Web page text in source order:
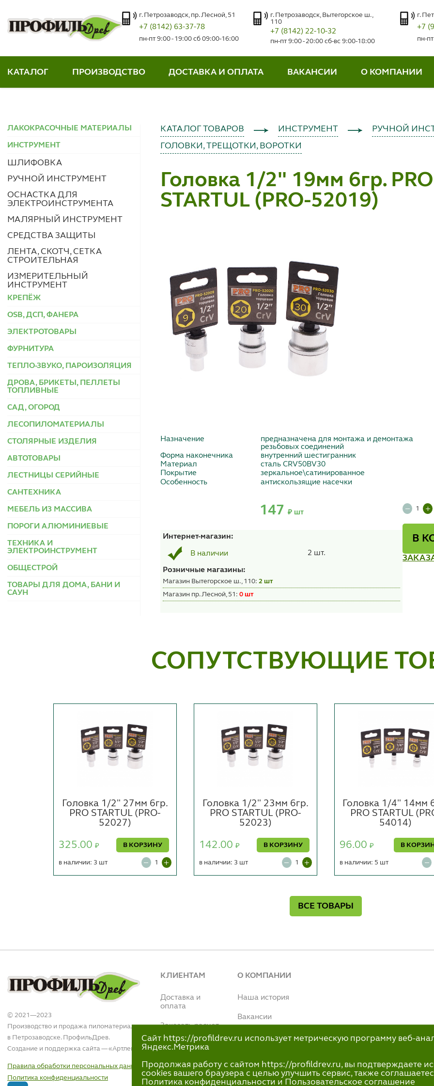
г. Петрозаводск, пр. Лесной, 51
+7 (8142) 63-37-78
пн-пт 9:00 - 19:00 сб 09:00-16:00
г. Петрозаводск, Вытегорское ш.,
110
+7 (8142) 22-10-32
пн-пт 9:00 - 20:00 сб-вс 9:00-18:00
г.
+7
пн-
КАТАЛОГ ПРОИЗВОДСТВО ДОСТАВКА И ОПЛАТА ВАКАНСИИ О КОМПАНИИ
ЛАКОКРАСОЧНЫЕ МАТЕРИАЛЫ
ИНСТРУМЕНТ
ШЛИФОВКА
РУЧНОЙ ИНСТРУМЕНТ
ОСНАСТКА ДЛЯ
ЭЛЕКТРОИНСТРУМЕНТА
МАЛЯРНЫЙ ИНСТРУМЕНТ
СРЕДСТВА ЗАЩИТЫ
ЛЕНТА, СКОТЧ, СЕТКА
СТРОИТЕЛЬНАЯ
ИЗМЕРИТЕЛЬНЫЙ
ИНСТРУМЕНТ
КРЕПЁЖ
OSB, ДСП, ФАНЕРА
ЭЛЕКТРОТОВАРЫ
ФУРНИТУРА
ТЕПЛО-ЗВУКО, ПАРОИЗОЛЯЦИЯ
ДРОВА, БРИКЕТЫ, ПЕЛЛЕТЫ
ТОПЛИВНЫЕ
САД, ОГОРОД
ЛЕСОПИЛОМАТЕРИАЛЫ
СТОЛЯРНЫЕ ИЗДЕЛИЯ
АВТОТОВАРЫ
ЛЕСТНИЦЫ СЕРИЙНЫЕ
САНТЕХНИКА
МЕБЕЛЬ ИЗ МАССИВА
ПОРОГИ АЛЮМИНИЕВЫЕ
ТЕХНИКА И
ЭЛЕКТРОИНСТРУМЕНТ
ОБЩЕСТРОЙ
ТОВАРЫ ДЛЯ ДОМА, БАНИ И
САУН
КАТАЛОГ ТОВАРОВ ИНСТРУМЕНТ
РУЧНОЙ
ГОЛОВКИ, ТРЕЩОТКИ, ВОРОТКИ
Головка 1/2" 19мм 6гр. PRO
STARTUL (PRO-52019)
Назначение
предназначена для монтажа и демонтажа
резьбовых соединений
Форма наконечника
внутренний шестигранник
Материал
сталь CRV50BV30
Покрытие
зеркальное\сатинированное
Особенность
антискользящие насечки
147 ₽ шт
Интернет-магазин:
В наличии 2 шт.
Розничные магазины:
Магазин Вытегорское ш., 110:2 шт
Магазин пр. Лесной, 51:0 шт
В
СОПУТСТВУЮЩИЕ
Головка 1/2" 27мм 6гр.
PRO STARTUL (PRO-
52027)
325.00 ₽ В КОРЗИНУ
в наличии: 3 шт
Головка 1/2" 23мм 6гр.
PRO STARTUL (PRO-
52023)
142.00 ₽ В КОРЗИНУ
в наличии: 3 шт
Головка 1/4" 14мм
PRO STARTUL
54014)
96.00 ₽ В
в наличии: 5 шт
ВСЕ ТОВАРЫ
© 2021—2023
Производство и продажа пиломатериалов
в Петрозаводске. ПрофильДрев.
Создание и поддержка сайта — «Артлекс
Правила обработки персональных данных
Политика конфиденциальности
КЛИЕНТАМ
Доставка и
оплата
Заказать расчет
Интернет магазин
(Вытегорское ш.,
+7 (911)-418-40-80
пн-пт 9:00 - 18:00
О КОМПАНИИ
Наша история
Вакансии
Наше производство
Сайт https://profildrev.ru использует метрическую программу веб-
Яндекс.Метрика
Продолжая работу с сайтом https://profildrev.ru, вы подтверждаете
cookies вашего браузера с целью улучшить сервис, также
Политика конфиденциальности и Пользовательское соглашение